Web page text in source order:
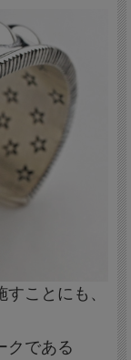
ことにも、
クである